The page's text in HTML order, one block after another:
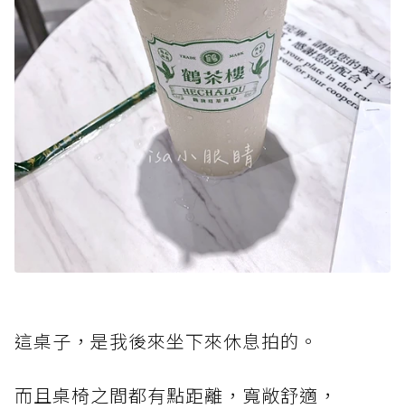
這桌子，是我後來坐下來休息拍的。
而且桌椅之間都有點距離，寬敞舒適，